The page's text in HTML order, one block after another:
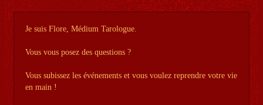
Je suis Flore, Médium Tarologue.
Vous vous posez des questions ?
Vous subissez les événements et vous voulez reprendre votre vie
en main !